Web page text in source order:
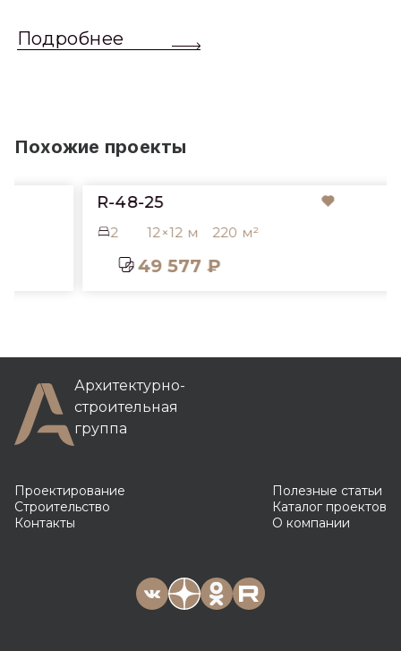
обычный одинарный кирпич. Размер блоков различен
Подробнее
Похожие проекты
R-48-25
12×12 м 220 м²
49 577 ₽
Архитектурно-
строительная
группа
Проектирование
Строительство
Контакты
Полезные статьи
Каталог проектов
О компании